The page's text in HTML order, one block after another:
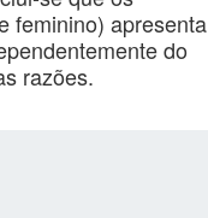
feminino) apresenta
do
razões.